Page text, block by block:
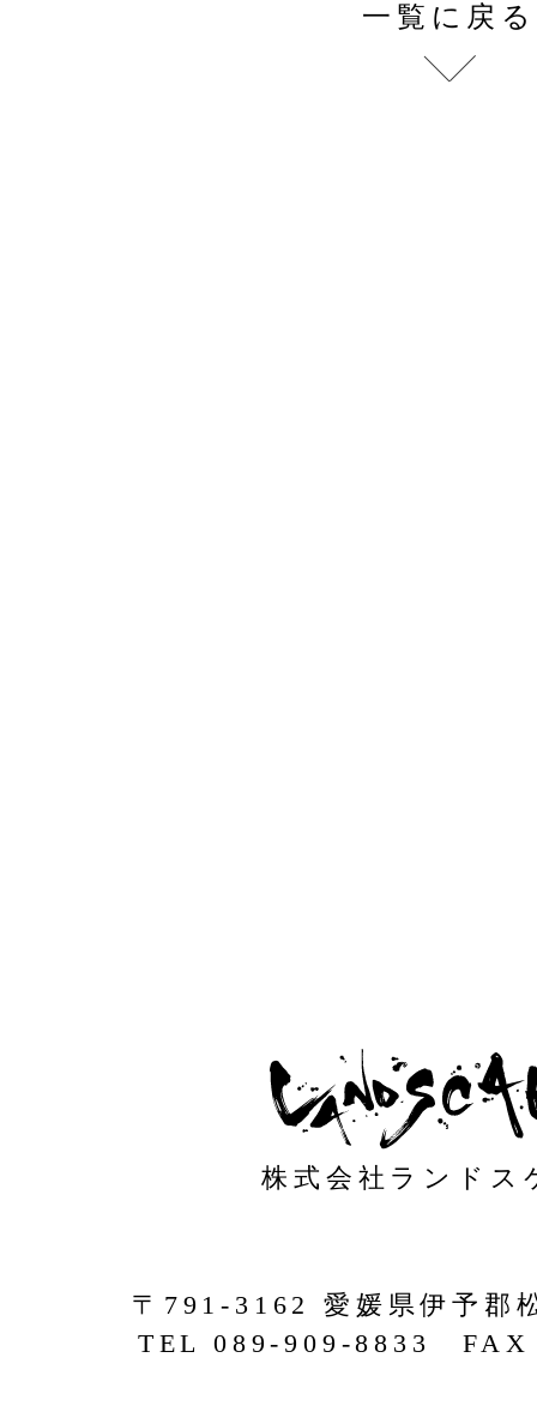
一覧に戻る
〒791-3162 愛媛県伊予郡
TEL 089-909-8833 FAX
株式会社ランドス